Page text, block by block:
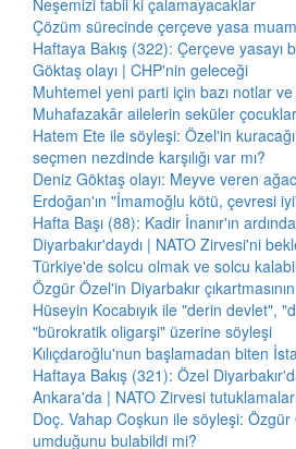
Neşemizi tabii ki çalamayacaklar
Çözüm sürecinde çerçeve yasa
Haftaya Bakış (322): Çerçeve yasayı
Göktaş olayı | CHP'nin geleceği
Muhtemel yeni parti için bazı notlar
Muhafazakâr ailelerin seküler
Hatem Ete ile söyleşi: Özel'in
seçmen nezdinde karşılığı var mı?
Deniz Göktaş olayı: Meyve veren
Erdoğan'ın "İmamoğlu kötü, çevresi
Hafta Başı (88): Kadir İnanır'ın
Diyarbakır'daydı | NATO Zirvesi'ni
Türkiye'de solcu olmak ve solcu
Özgür Özel'in Diyarbakır
Hüseyin Kocabıyık ile "derin devlet",
"bürokratik oligarşi" üzerine söyleşi
Kılıçdaroğlu'nun başlamadan biten
Haftaya Bakış (321): Özel
Ankara'da | NATO Zirvesi
Doç. Vahap Coşkun ile söyleşi: Özgür
umduğunu bulabildi mi?